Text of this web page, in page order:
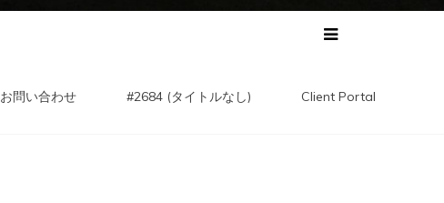
お問い合わせ #2684 (タイトルなし) Client Portal